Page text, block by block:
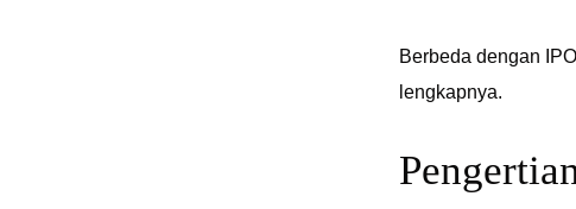
Berbeda dengan
lengkapnya.